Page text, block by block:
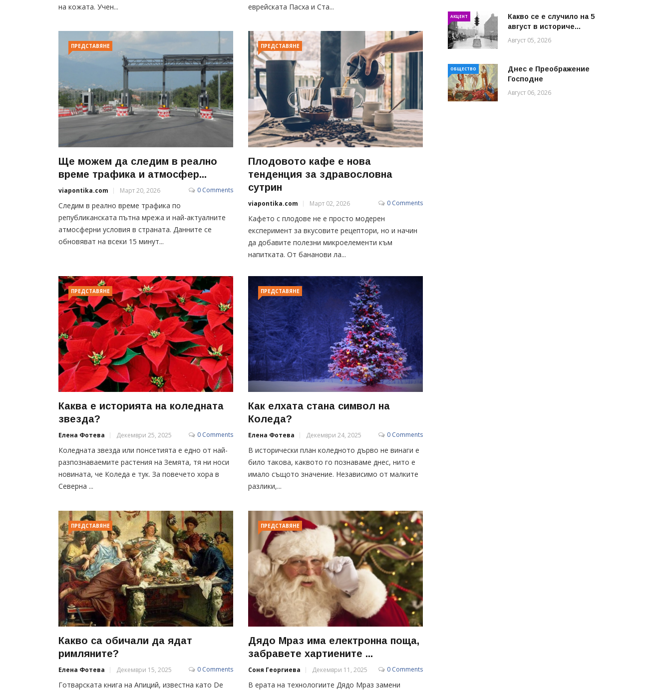
на кожата. Учен...
еврейската Пасха и Ста...
ПРЕДСТАВЯНЕ
Ще можем да следим в реално
време трафика и атмосфер...
viapontika.com Март 20, 2026 0 Comments
Следим в реално време трафика по
републиканската пътна мрежа и най-актуалните
атмосферни условия в страната. Данните се
обновяват на всеки 15 минут...
ПРЕДСТАВЯНЕ
Плодовото кафе е нова
тенденция за здравословна
сутрин
viapontika.com Март 02, 2026 0 Comments
Кафето с плодове не е просто модерен
експеримент за вкусовите рецептори, но и начин
да добавите полезни микроелементи към
напитката. От бананови ла...
ПРЕДСТАВЯНЕ
Каква е историята на коледната
звезда?
Елена Фотева Декември 25, 2025 0 Comments
Коледната звезда или понсетията е едно от най-
разпознаваемите растения на Земята, тя ни носи
новината, че Коледа е тук. За повечето хора в
Северна ...
ПРЕДСТАВЯНЕ
Как елхата стана символ на
Коледа?
Елена Фотева Декември 24, 2025 0 Comments
В исторически план коледното дърво не винаги е
било такова, каквото го познаваме днес, нито е
имало същото значение. Независимо от малките
разлики,...
ПРЕДСТАВЯНЕ
Какво са обичали да ядат
римляните?
Елена Фотева Декември 15, 2025 0 Comments
Готварската книга на Апиций, известна като De
ПРЕДСТАВЯНЕ
Дядо Мраз има електронна поща,
забравете хартиените ...
Соня Георгиева Декември 11, 2025 0 Comments
В ерата на технологиите Дядо Мраз замени
АКЦЕНТ
Какво се е случило на 5
август в историче...
Август 05, 2026
ОБЩЕСТВО
Днес е Преображение
Господне
Август 06, 2026